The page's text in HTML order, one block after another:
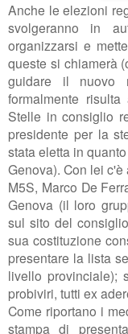
Anche le elezioni
svolgeranno in
organizzarsi e
queste si chiamerà
guidare il nuovo
formalmente
Stelle in consiglio
presidente per la
stata eletta in
Genova). Con lei
M5S, Marco De
Genova (il loro
sul sito del
sua costituzione
presentare la lista
livello provinciale);
probiviri, tutti ex
Come riportano i
stampa di